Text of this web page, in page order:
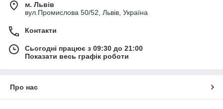
м. Львів
вул.Промислова 50/52, Львів, Україна
Контакти
Сьогодні працює з 09:30 до 21:00
Показати весь графік роботи
Про нас